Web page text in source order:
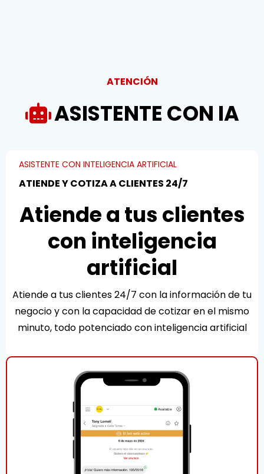
ATENCIÓN
ASISTENTE CON IA
ASISTENTE CON INTELIGENCIA ARTIFICIAL
ATIENDE Y COTIZA A CLIENTES 24/7
Atiende a tus clientes
con inteligencia
artificial
Atiende a tus clientes 24/7 con la información de tu
negocio y con la capacidad de cotizar en el mismo
minuto, todo potenciado con inteligencia artificial